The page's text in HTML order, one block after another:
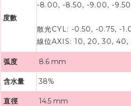
度數
-8.00, -8.50, -9.00, -
散光CYL: -0.50, -0.75, -
線位AXIS: 10, 20, 30,
弧度 8.6 mm
含水量 38%
直徑 14.5 mm